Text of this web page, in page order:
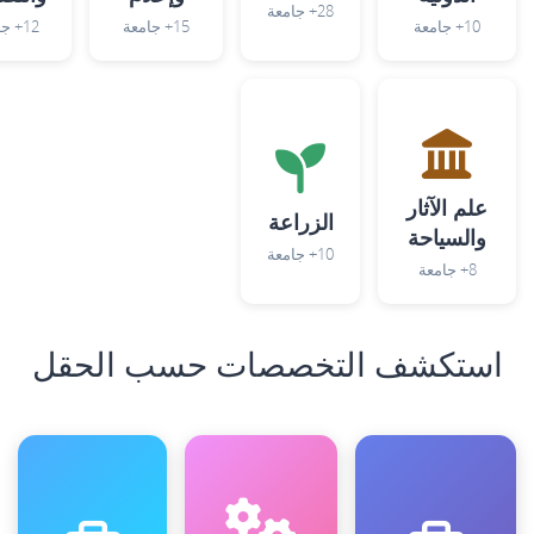
10+ جامعة
28+ جامعة
15+ جامعة 12+ جامعة
علم الآثار
والسياحة
8+ جامعة
الزراعة
10+ جامعة
استكشف التخصصات حسب الحقل